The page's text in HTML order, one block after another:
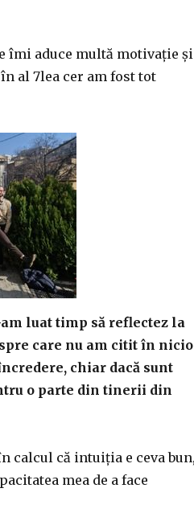
îmi aduce multă motivație și
în al 7lea cer am fost tot
luat timp să reflectez la
care nu am citit în nicio
chiar dacă sunt
o parte din tinerii din
calcul că intuiția e ceva bun,
mea de a face